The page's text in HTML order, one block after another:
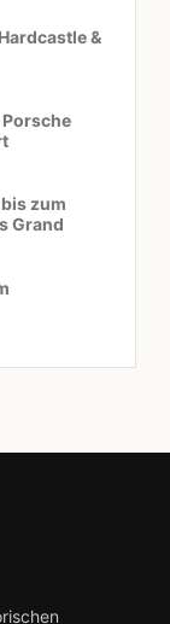
&
zum
Grand